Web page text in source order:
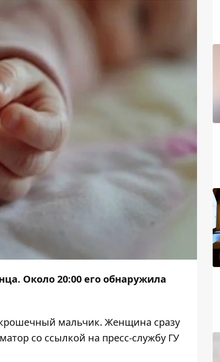
. Около 20:00 его обнаружила
мальчик. Женщина сразу
со ссылкой на пресс-службу ГУ